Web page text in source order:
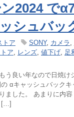
2024 で
シュバッ
トア SONY, カメラ ,
ア, レンズ, 値下げ, 足
う良い年なので日焼け
αキャッシュバックキ
ました。 あまりに内
[…]